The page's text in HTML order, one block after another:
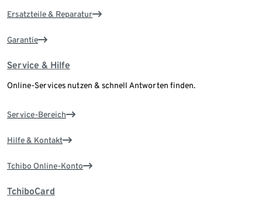
Ersatzteile & Reparatur
Garantie
Service & Hilfe
Online-Services nutzen & schnell Antworten finden.
Service-Bereich
Hilfe & Kontakt
Tchibo Online-Konto
TchiboCard